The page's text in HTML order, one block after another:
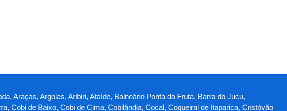
Araças, Argolas, Aribiri, Ataíde, Balneário Ponta da Fruta, Barra do Jucu,
Cobi de Baixo, Cobi de Cima, Cobilândia, Cocal, Coqueiral de Itaparica, Cristóvão